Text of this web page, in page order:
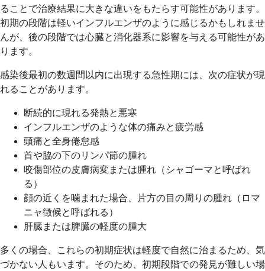
ることで治療結果に大きな違いをもたらす可能性があります。
初期の段階は軽いインフルエンザのように感じるかもしれませ
んが、後の段階では心臓と消化器系に影響を与える可能性があ
ります。
感染後最初の数週間以内に出現する急性期には、次の症状が現
れることがあります。
断続的に現れる発熱と悪寒
インフルエンザのような体の痛みと疲労感
頭痛と全身倦怠感
首や脇の下のリンパ節の腫れ
咬傷部位の皮膚病変または腫れ（シャゴーマと呼ばれ
る）
顔の近くを噛まれた場合、片方の目の周りの腫れ（ロマ
ニャ徴候と呼ばれる）
肝臓または脾臓の軽度の腫大
多くの場合、これらの初期症状は軽度で自然に治まるため、気
づかない人もいます。そのため、初期段階での発見が難しい場